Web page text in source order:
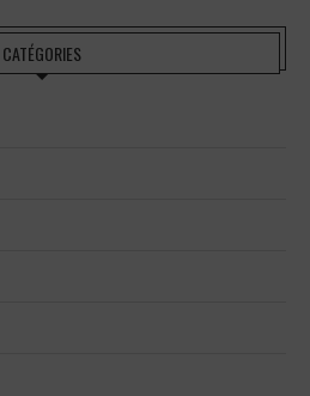
CATÉGORIES